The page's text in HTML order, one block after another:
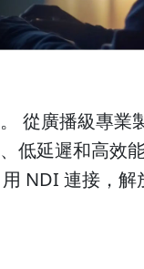
從廣播級專業
低延遲和高效
NDI 連接，